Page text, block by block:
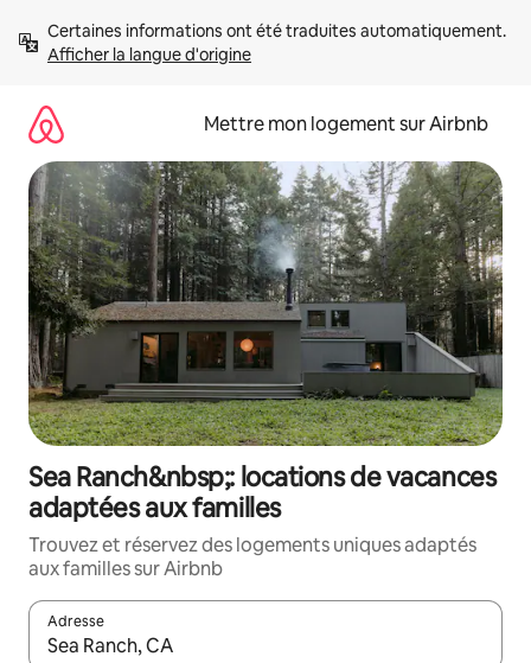
directement
Afficher la langue d'origine
Mettre mon logement sur Airbnb
Sea Ranch&nbsp;: locations de vacances
adaptées aux familles
Trouvez et réservez des logements uniques adaptés
aux familles sur Airbnb
Adresse
Lorsque les résultats s'affichent, utilisez les flèches vers le